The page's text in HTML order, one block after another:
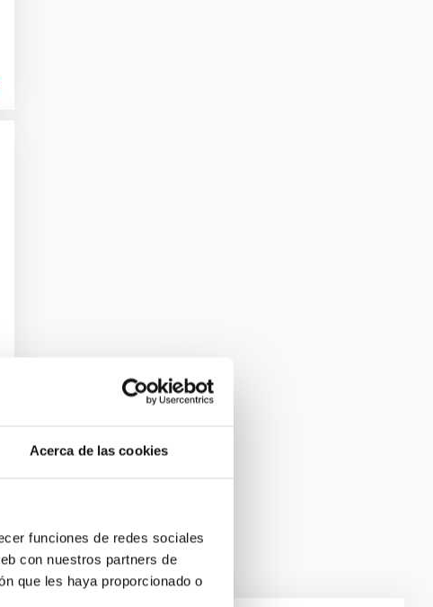
Acerca de las cookies
funciones de redes sociales
con nuestros partners de
que les haya proporcionado o